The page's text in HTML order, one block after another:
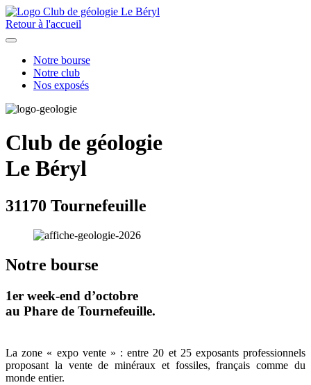
Retour à l'accueil
Notre bourse
Notre club
Nos exposés
Club de géologie
Le Béryl
31170 Tournefeuille
Notre bourse
1er week-end d’octobre
au Phare de Tournefeuille.
La zone « expo vente » : entre 20 et 25 exposants professionnels
proposant la vente de minéraux et fossiles, français comme du
monde entier.